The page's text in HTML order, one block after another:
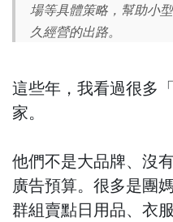
場等具體策略，幫助小
久經營的出路。
這些年，我看過很多
家。
他們不是大品牌、沒
廣告預算。很多是團
群組賣點日用品、衣